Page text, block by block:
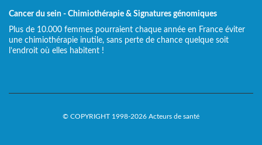
Cancer du sein - Chimiothérapie & Signatures génomiques
Plus de 10.000 femmes pourraient chaque année en France éviter
une chimiothérapie inutile, sans perte de chance quelque soit
l’endroit où elles habitent !
© COPYRIGHT 1998-2026 Acteurs de santé